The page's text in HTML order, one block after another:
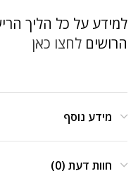
למידע על כל הליך
הרושים לחצו כאן
מידע נוסף
חוות דעת (0)